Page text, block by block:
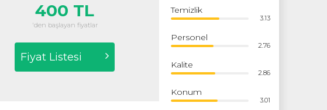
Temizlik
3.13
Personel
2.76
Kalite
2.86
Konum
3.01
400 TL
'den başlayan fiyatlar
Fiyat Listesi